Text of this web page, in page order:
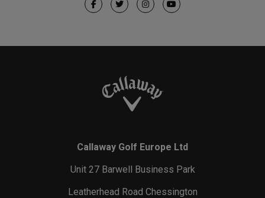
Callaway Golf Europe Ltd
Unit 27 Barwell Business Park
Leatherhead Road Chessington